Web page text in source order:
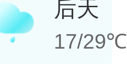
后天
17/29℃